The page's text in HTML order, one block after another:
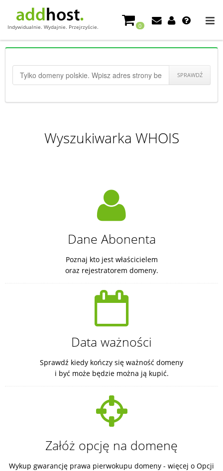
Indywidualnie. Wydajnie. Przejrzyście. 0
SPRAWDŹ
Wyszukiwarka WHOIS
Dane Abonenta
Poznaj kto jest właścicielem
oraz rejestratorem domeny.
Data ważności
Sprawdź kiedy kończy się ważność domeny
i być może będzie można ją kupić.
Załóż opcję na domenę
Wykup gwarancję prawa pierwokupu domeny - więcej o Opcji